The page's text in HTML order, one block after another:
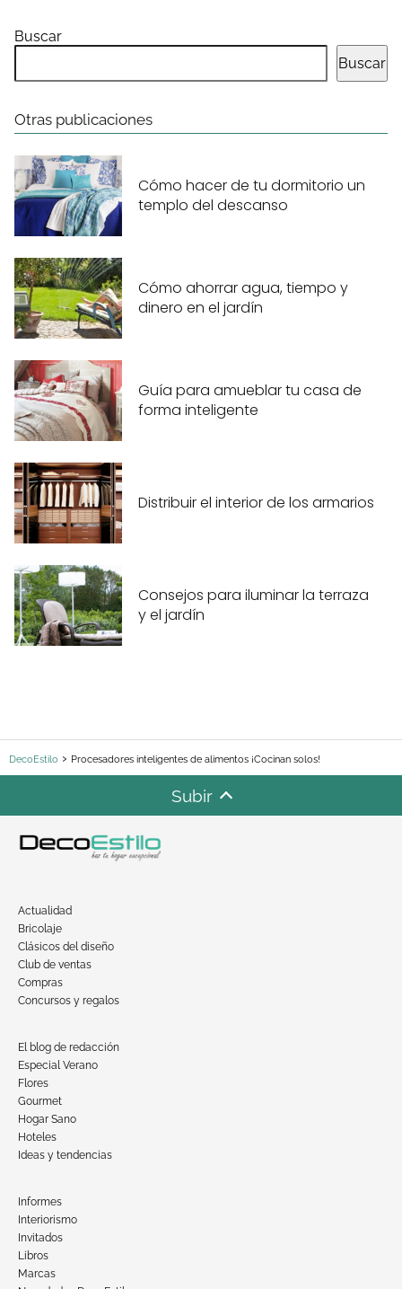
Buscar
Buscar
Otras publicaciones
Cómo hacer de tu dormitorio un
templo del descanso
Cómo ahorrar agua, tiempo y
dinero en el jardín
Guía para amueblar tu casa de
forma inteligente
Distribuir el interior de los armarios
Consejos para iluminar la terraza
y el jardín
DecoEstilo Procesadores inteligentes de alimentos ¡Cocinan solos!
Subir
Actualidad
Bricolaje
Clásicos del diseño
Club de ventas
Compras
Concursos y regalos
El blog de redacción
Especial Verano
Flores
Gourmet
Hogar Sano
Hoteles
Ideas y tendencias
Informes
Interiorismo
Invitados
Libros
Marcas